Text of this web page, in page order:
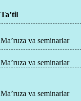
Ta’til
Ma’ruza va seminarlar
Ma’ruza va seminarlar
Ma’ruza va seminarlar